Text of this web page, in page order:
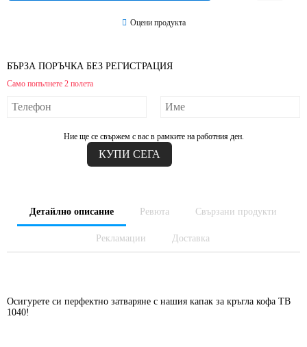
Оцени продукта
БЪРЗА ПОРЪЧКА БЕЗ РЕГИСТРАЦИЯ
Само попълнете 2 полета
Ние ще се свържем с вас в рамките на работния ден.
Детайлно описание Ревюта Свързани продукти
Рекламации Доставка
Осигурете си перфектно затваряне с нашия капак за кръгла кофа ТВ
1040!